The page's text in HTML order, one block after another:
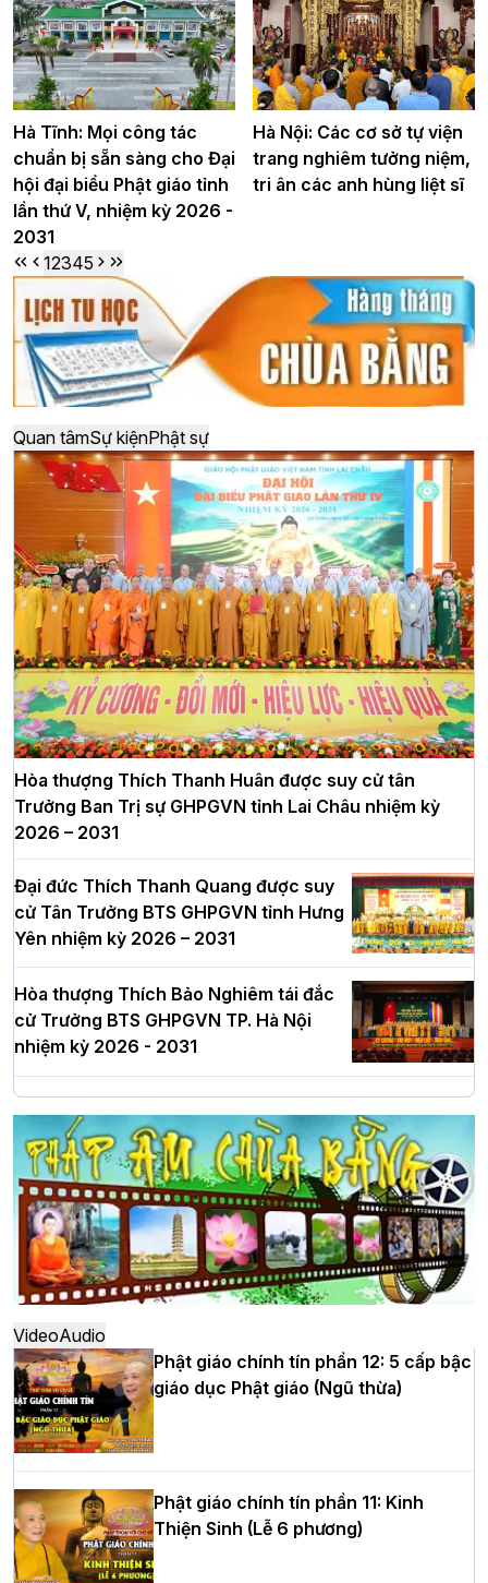
Hà Tĩnh: Mọi công tác
chuẩn bị sẵn sàng cho Đại
hội đại biểu Phật giáo tỉnh
lần thứ V, nhiệm kỳ 2026 -
2031
Hà Nội: Các cơ sở tự viện
trang nghiêm tưởng niệm,
tri ân các anh hùng liệt sĩ
12345
Quan tâmSự kiệnPhật sự
Hòa thượng Thích Thanh Huân được suy cử tân
Trưởng Ban Trị sự GHPGVN tỉnh Lai Châu nhiệm kỳ
2026 – 2031
Đại đức Thích Thanh Quang được suy
cử Tân Trưởng BTS GHPGVN tỉnh Hưng
Yên nhiệm kỳ 2026 – 2031
Hòa thượng Thích Bảo Nghiêm tái đắc
cử Trưởng BTS GHPGVN TP. Hà Nội
nhiệm kỳ 2026 - 2031
Hà Nội: Long trọng lễ khởi công xây
dựng Trung tâm văn hóa Phật giáo Thủ
đô
Hà Nội: Ngày tu học cuối cùng khép lại
khóa sinh hoạt Phật pháp mùa hè lần
thứ XIV tại chùa Bằng
Học yêu thương trong ngày tu tập thứ
tư của Khóa sinh hoạt Phật pháp mùa
hè tại chùa Bằng
HT.Thích Thọ Lạc được suy cử làm tân
Trưởng BTS GHPGVN tỉnh Nghệ An
VideoAudio
Phật giáo chính tín phần 12: 5 cấp bậc
giáo dục Phật giáo (Ngũ thừa)
Phật giáo chính tín phần 11: Kinh
Thiện Sinh (Lễ 6 phương)